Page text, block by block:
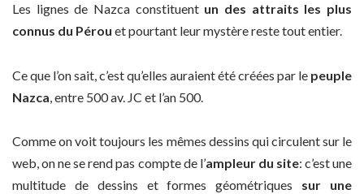
Les lignes de Nazca constituent un des attraits les plus
connus du Pérou et pourtant leur mystère reste tout entier.
Ce que l’on sait, c’est qu’elles auraient été créées par le peuple
Nazca , entre 500 av. JC et l’an 500.
Comme on voit toujours les mêmes dessins qui circulent sur le
web, on ne se rend pas compte de l’ampleur du site: c’est une
multitude de dessins et formes géométriques sur une